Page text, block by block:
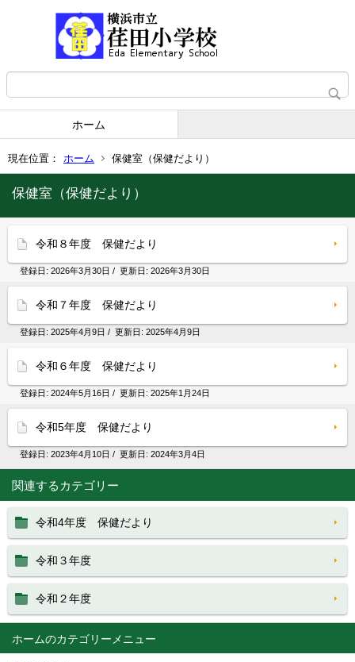
ホーム
現在位置： ホーム 保健室（保健だより）
ホーム
保健室（保健だより）
令和８年度 保健だより
登録日: 2026年3月30日 / 更新日: 2026年3月30日
令和７年度 保健だより
登録日: 2025年4月9日 / 更新日: 2025年4月9日
令和６年度 保健だより
登録日: 2024年5月16日 / 更新日: 2025年1月24日
令和5年度 保健だより
登録日: 2023年4月10日 / 更新日: 2024年3月4日
関連するカテゴリー
令和4年度 保健だより
令和３年度
令和２年度